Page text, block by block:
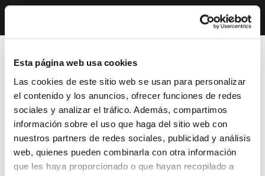
Esta página web usa cookies
Las cookies de este sitio web se usan para personalizar
el contenido y los anuncios, ofrecer funciones de redes
sociales y analizar el tráfico. Además, compartimos
información sobre el uso que haga del sitio web con
nuestros partners de redes sociales, publicidad y análisis
web, quienes pueden combinarla con otra información
que les haya proporcionado o que hayan recopilado a